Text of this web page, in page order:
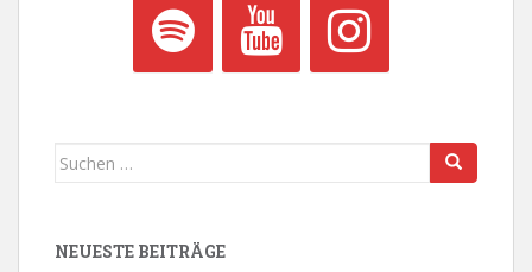
Suchen
NEUESTE BEITRÄGE